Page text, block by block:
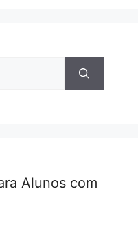
Alunos com